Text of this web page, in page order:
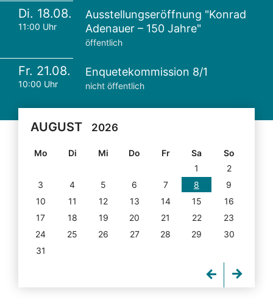
Di. 18.08.
11:00 Uhr
Ausstellungseröffnung "Konrad
Adenauer – 150 Jahre"
öffentlich
Fr. 21.08.
10:00 Uhr
Enquetekommission 8/1
nicht öffentlich
AUGUST 2026
Mo Di Mi Do Fr Sa
So
1
2
3
4 5 6 7 8
9
10
11 12 13 14 15
16
17
18 19 20 21 22
23
24
25 26 27 28 29
30
31